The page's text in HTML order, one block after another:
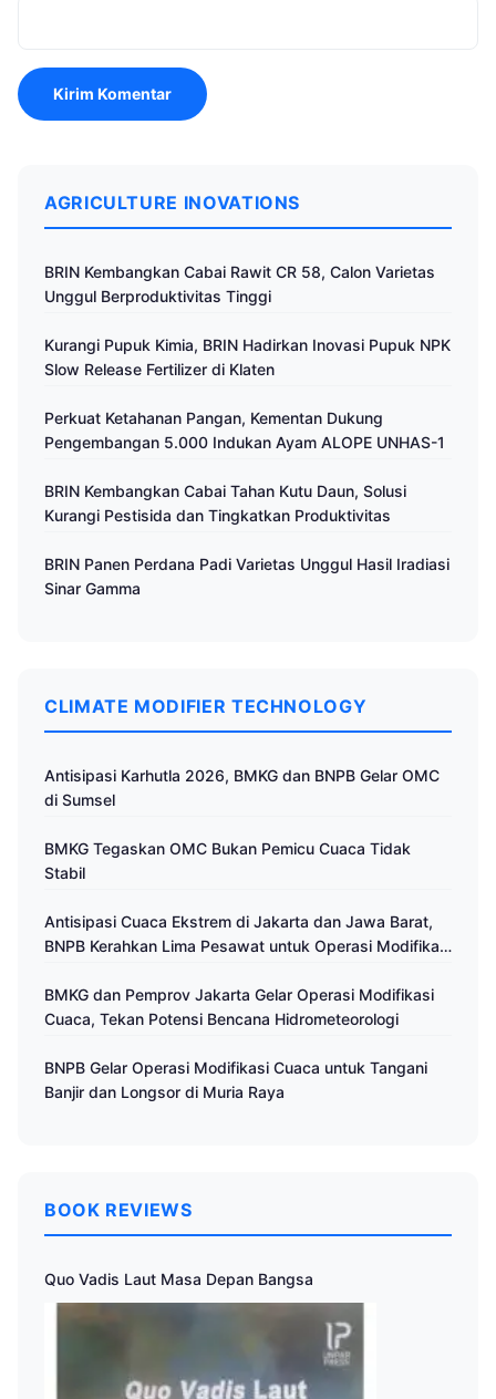
AGRICULTURE INOVATIONS
BRIN Kembangkan Cabai Rawit CR 58, Calon Varietas
Unggul Berproduktivitas Tinggi
Kurangi Pupuk Kimia, BRIN Hadirkan Inovasi Pupuk NPK
Slow Release Fertilizer di Klaten
Perkuat Ketahanan Pangan, Kementan Dukung
Pengembangan 5.000 Indukan Ayam ALOPE UNHAS-1
BRIN Kembangkan Cabai Tahan Kutu Daun, Solusi
Kurangi Pestisida dan Tingkatkan Produktivitas
BRIN Panen Perdana Padi Varietas Unggul Hasil Iradiasi
Sinar Gamma
CLIMATE MODIFIER TECHNOLOGY
Antisipasi Karhutla 2026, BMKG dan BNPB Gelar OMC
di Sumsel
BMKG Tegaskan OMC Bukan Pemicu Cuaca Tidak
Stabil
Antisipasi Cuaca Ekstrem di Jakarta dan Jawa Barat,
BNPB Kerahkan Lima Pesawat untuk Operasi Modifikasi
BMKG dan Pemprov Jakarta Gelar Operasi Modifikasi
Cuaca, Tekan Potensi Bencana Hidrometeorologi
BNPB Gelar Operasi Modifikasi Cuaca untuk Tangani
Banjir dan Longsor di Muria Raya
BOOK REVIEWS
Quo Vadis Laut Masa Depan Bangsa